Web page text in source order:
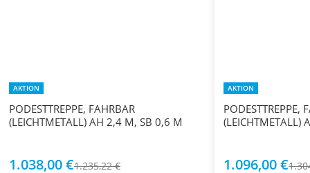
AKTION
PODESTTREPPE, FAHRBAR
(LEICHTMETALL) AH 2,4 M, SB 0,6 M
1.038,00 €1.235,22 €
AKTION
PODESTTREPPE,
(LEICHTMETALL)
1.096,00 €